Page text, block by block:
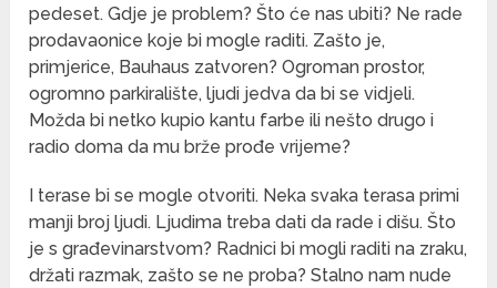
pedeset. Gdje je problem? Što će nas ubiti? Ne rade
prodavaonice koje bi mogle raditi. Zašto je,
primjerice, Bauhaus zatvoren? Ogroman prostor,
ogromno parkiralište, ljudi jedva da bi se vidjeli.
Možda bi netko kupio kantu farbe ili nešto drugo i
radio doma da mu brže prođe vrijeme?
I terase bi se mogle otvoriti. Neka svaka terasa primi
manji broj ljudi. Ljudima treba dati da rade i dišu. Što
je s građevinarstvom? Radnici bi mogli raditi na zraku,
držati razmak, zašto se ne proba? Stalno nam nude